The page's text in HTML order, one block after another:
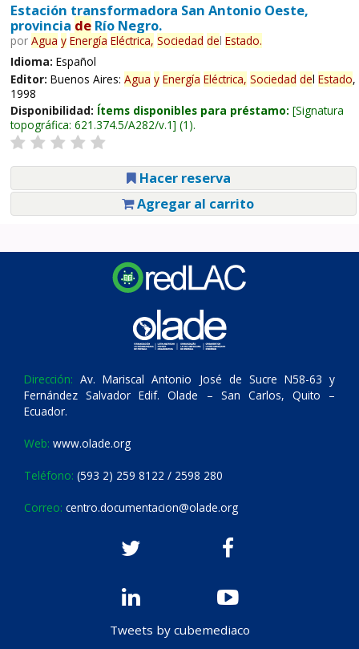
Estación transformadora San Antonio Oeste,
provincia deRío Negro.
por Agua y Energía Eléctrica, Sociedad del Estado.
Idioma: Español
Editor: Buenos Aires: Agua y Energía Eléctrica, Sociedad del Estado,
1998
Disponibilidad: Ítems disponibles para préstamo: Signatura
topográfica: 621.374.5/A282/v.1 (1).
Hacer reserva
Agregar al carrito
Dirección: Av. Mariscal Antonio José de Sucre N58-63 y
Fernández Salvador Edif. Olade – San Carlos, Quito –
Ecuador.
Web: www.olade.org
Teléfono: (593 2) 259 8122 / 2598 280
Correo: centro.documentacion@olade.org
Tweets by cubemediaco